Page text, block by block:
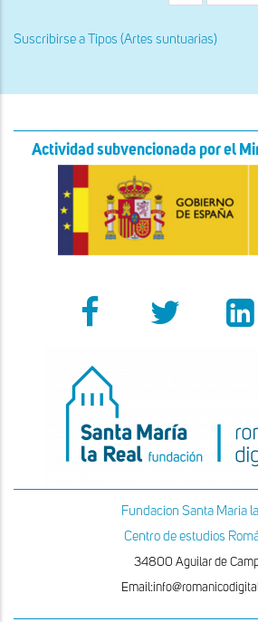
páginapágina
Suscribirse a Tipos (Artes suntuarias)
Actividad subvencionada por el
Fundacion Santa Maria
Centro de estudios
34800 Aguilar de